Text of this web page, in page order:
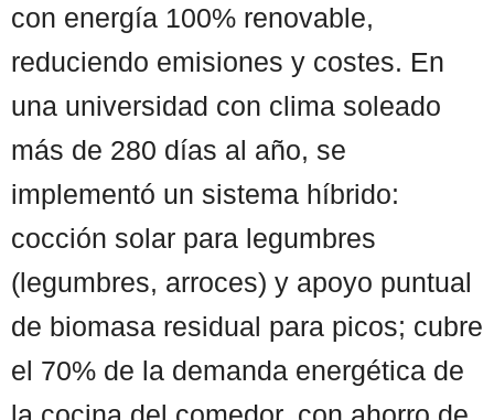
con energía 100% renovable,
reduciendo emisiones y costes. En
una universidad con clima soleado
más de 280 días al año, se
implementó un sistema híbrido:
cocción solar para legumbres
(legumbres, arroces) y apoyo puntual
de biomasa residual para picos; cubre
el 70% de la demanda energética de